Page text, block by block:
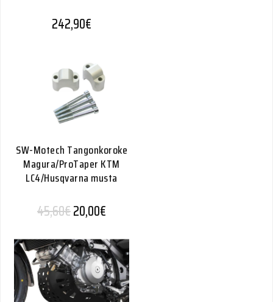
242,90€
SW-Motech Tangonkoroke
Magura/ProTaper KTM
LC4/Husqvarna musta
45,60€Alkuperäinen hinta oli: 45,60€.
20,00€